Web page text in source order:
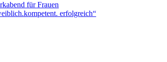
für Frauen
erfolgreich“